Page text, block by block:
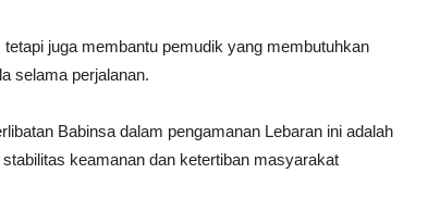
juga membantu pemudik yang membutuhkan
selama perjalanan.
Babinsa dalam pengamanan Lebaran ini adalah
keamanan dan ketertiban masyarakat